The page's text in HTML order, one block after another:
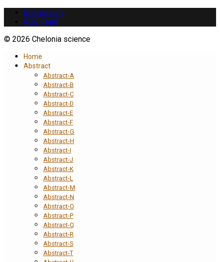
Impressum
RSS Feed
© 2026 Chelonia science
Home
Abstract
Abstract-A
Abstract-B
Abstract-C
Abstract-D
Abstract-E
Abstract-F
Abstract-G
Abstract-H
Abstract-I
Abstract-J
Abstract-K
Abstract-L
Abstract-M
Abstract-N
Abstract-O
Abstract-P
Abstract-Q
Abstract-R
Abstract-S
Abstract-T